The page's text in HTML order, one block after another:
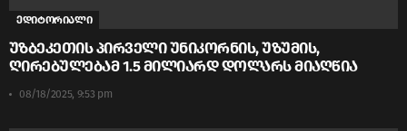
ედიტორიალი
უზბეკეთის პირველი უნიკორნის, უზუმის,
ღირებულებამ 1.5 მილიარდ დოლარს მიაღწია
08/18/2025, 9:53 pm